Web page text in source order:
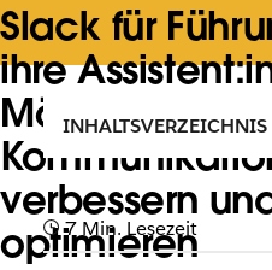
Slack für
ihre
Möglichkeiten,
verbessern
optimieren
INHALTSVERZEICHNIS
7 Min. Lesezeit